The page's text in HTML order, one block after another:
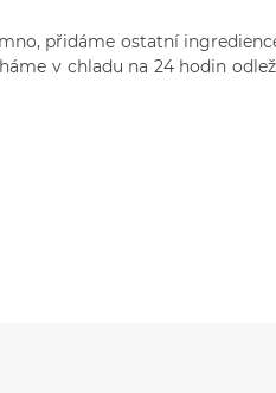
přidáme ostatní
v chladu na 24 hodin